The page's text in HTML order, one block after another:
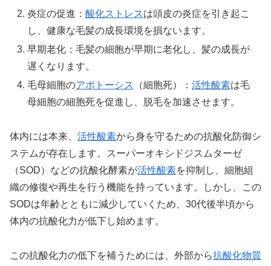
炎症の促進：酸化ストレスは頭皮の炎症を引き起こ
し、健康な毛髪の成長環境を損ないます。
早期老化：毛髪の細胞が早期に老化し、髪の成長が
遅くなります。
毛母細胞のアポトーシス （細胞死）：活性酸素は毛
母細胞の細胞死を促進し、脱毛を加速させます。
体内には本来、 活性酸素から身を守るための抗酸化防御シ
ステムが存在します。スーパーオキシドジスムターゼ
（SOD）などの抗酸化酵素が活性酸素を抑制し、細胞組
織の修復や再生を行う機能を持っています。しかし、この
SODは年齢とともに減少していくため、30代後半頃から
体内の抗酸化力が低下し始めます。
この抗酸化力の低下を補うためには、外部から抗酸化物質